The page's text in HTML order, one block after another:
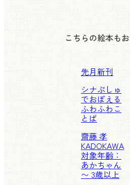
こちらの絵本も
先月新刊
シナぷしゅ
でおぼえる
ふわふわこ
とば
齋藤 孝
KADOKAWA
対象年齢：
あかちゃん
〜 3歳以上